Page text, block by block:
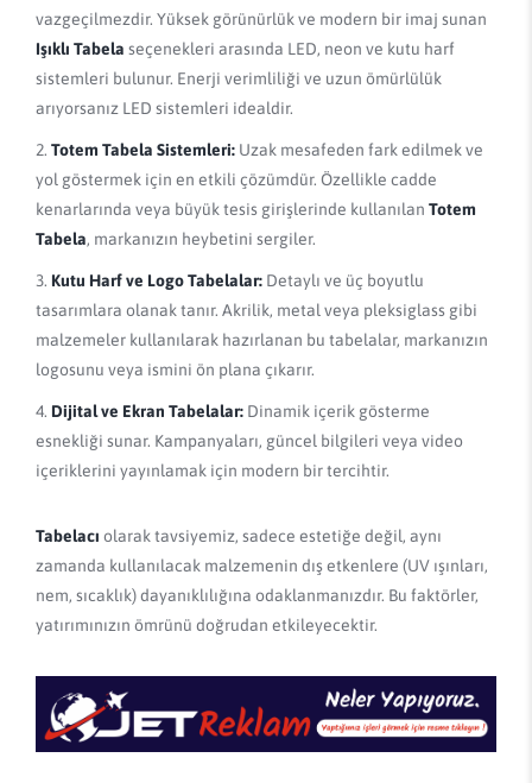
vazgeçilmezdir. Yüksek görünürlük ve modern bir imaj sunan
Işıklı Tabela seçenekleri arasında LED, neon ve kutu harf
sistemleri bulunur. Enerji verimliliği ve uzun ömürlülük
arıyorsanız LED sistemleri idealdir.
Totem Tabela Sistemleri: Uzak mesafeden fark edilmek ve
yol göstermek için en etkili çözümdür. Özellikle cadde
kenarlarında veya büyük tesis girişlerinde kullanılan Totem
Tabela, markanızın heybetini sergiler.
Kutu Harf ve Logo Tabelalar: Detaylı ve üç boyutlu
tasarımlara olanak tanır. Akrilik, metal veya pleksiglass gibi
malzemeler kullanılarak hazırlanan bu tabelalar, markanızın
logosunu veya ismini ön plana çıkarır.
Dijital ve Ekran Tabelalar: Dinamik içerik gösterme
esnekliği sunar. Kampanyaları, güncel bilgileri veya video
içeriklerini yayınlamak için modern bir tercihtir.
Tabelacı olarak tavsiyemiz, sadece estetiğe değil, aynı
zamanda kullanılacak malzemenin dış etkenlere (UV ışınları,
nem, sıcaklık) dayanıklılığına odaklanmanızdır. Bu faktörler,
yatırımınızın ömrünü doğrudan etkileyecektir.